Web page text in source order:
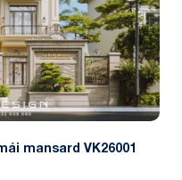
mansard VK26001